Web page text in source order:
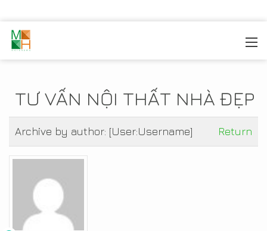
TƯ VẤN NỘI THẤT NHÀ ĐẸP
Archive by author: [User:Username] Return